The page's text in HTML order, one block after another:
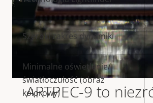
ARTPEC-9 to
Szeroki zakres dynamiki
Minimalne oświetlenie/
światłoczułość (obraz
kolorowy)